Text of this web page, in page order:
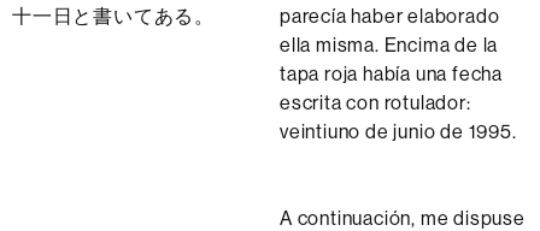
十一日と書いてある。
parecía haber elaborado
ella misma. Encima de la
tapa roja había una fecha
escrita con rotulador:
veintiuno de junio de 1995.
A continuación, me dispuse